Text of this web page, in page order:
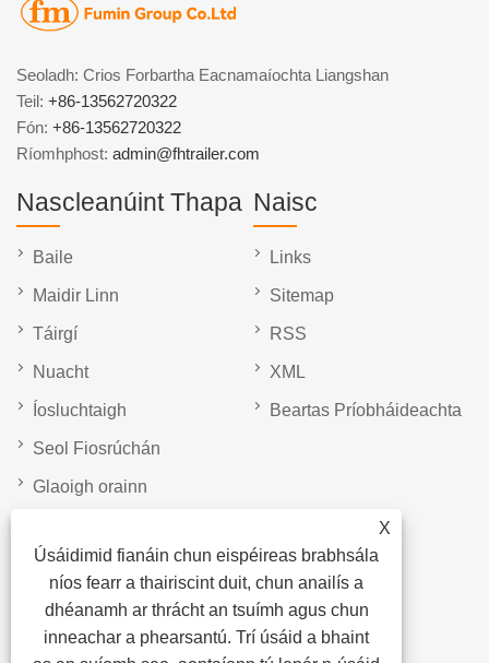
X
Úsáidimid fianáin chun eispéireas brabhsála
níos fearr a thairiscint duit, chun anailís a
dhéanamh ar thrácht an tsuímh agus chun
inneachar a phearsantú. Trí úsáid a bhaint
Seoladh: Crios Forbartha Eacnamaíochta Liangshan
Teil: +86-13562720322
Fón: +86-13562720322
Ríomhphost: admin@fhtrailer.com
Nascleanúint Thapa
Baile
Maidir Linn
Táirgí
Nuacht
Íosluchtaigh
Seol Fiosrúchán
Glaoigh orainn
Naisc
Links
Sitemap
RSS
XML
Beartas Príobháideachta
Cód QR